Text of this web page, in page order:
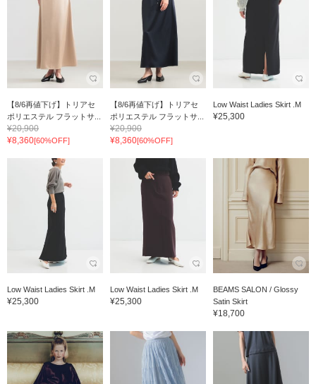
【8/6再値下げ】トリアセ
ポリエステル フラットサ...
¥20,900
¥8,360[60%OFF]
【8/6再値下げ】トリアセ
ポリエステル フラットサ...
¥20,900
¥8,360[60%OFF]
Low Waist Ladies Skirt .M
¥25,300
Low Waist Ladies Skirt .M
¥25,300
Low Waist Ladies Skirt .M
¥25,300
BEAMS SALON / Glossy
Satin Skirt
¥18,700